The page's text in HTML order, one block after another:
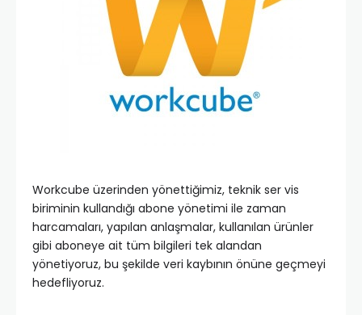
Workcube üzerinden yönettiğimiz, teknik ser vis
biriminin kullandığı abone yönetimi ile zaman
harcamaları, yapılan anlaşmalar, kullanılan ürünler
gibi aboneye ait tüm bilgileri tek alandan
yönetiyoruz, bu şekilde veri kaybının önüne geçmeyi
hedefliyoruz.